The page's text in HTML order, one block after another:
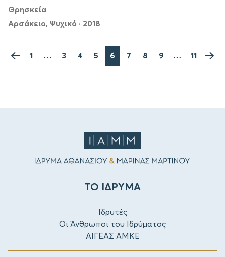
Θρησκεία
Αρσάκειο, Ψυχικό · 2018
1 … 3 4 5 6 7 8 9 … 11
ΤΟ ΙΔΡΥΜΑ
Ιδρυτές
Οι Άνθρωποι του Ιδρύματος
ΑΙΓΕΑΣ ΑΜΚΕ